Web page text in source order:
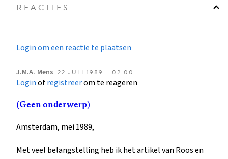
REACTIES
Login om een reactie te plaatsen
J.M.A. Mens 22 JULI 1989 - 02:00
Loginofregistreerom te reageren
(Geen onderwerp)
Amsterdam, mei 1989,
Met veel belangstelling heb ik het artikel van Roos en